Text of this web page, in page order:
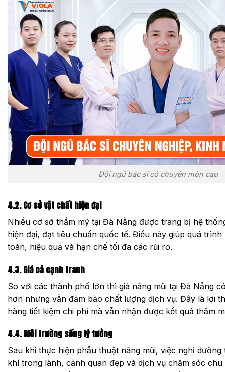
Đội ngũ bác sĩ có chuyên môn cao
4.2. Cơ sở vật chất hiện đại
Nhiều cơ sở thẩm mỹ tại Đà Nẵng được trang bị hệ
hiện đại, đạt tiêu chuẩn quốc tế. Điều này giúp quá
toàn, hiệu quả và hạn chế tối đa các rủi ro.
4.3. Giá cả cạnh tranh
So với các thành phố lớn thì giá nâng mũi tại Đà Nẵng
hơn nhưng vẫn đảm bảo chất lượng dịch vụ. Đây là lợi
hàng tiết kiệm chi phí mà vẫn nhận được kết quả thẩm
4.4. Môi trường sống lý tưởng
Sau khi thực hiện phẫu thuật nâng mũi, việc nghỉ
khí trong lành, cảnh quan đẹp và dịch vụ chăm sóc chu